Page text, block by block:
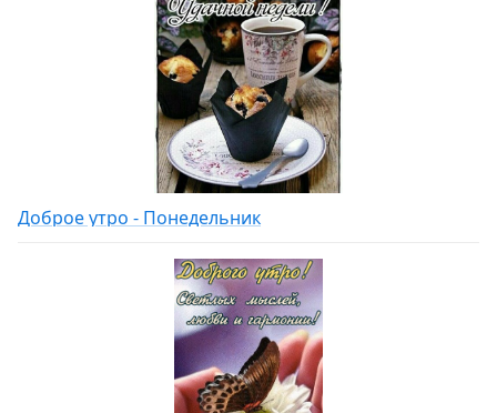
Доброе утро - Понедельник